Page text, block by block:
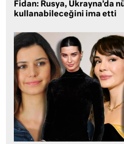
Fidan: Rusya, Ukrayna’da
kullanabileceğini ima etti